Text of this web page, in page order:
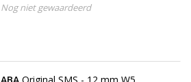
Nog niet gewaardeerd